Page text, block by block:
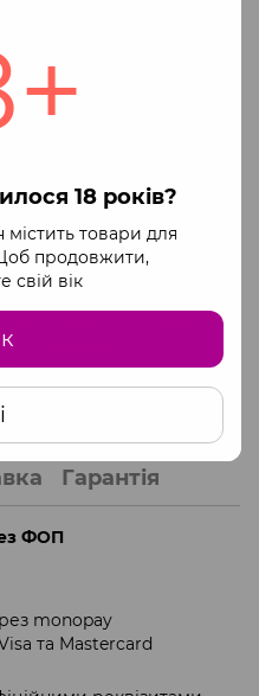
18 років?
товари для
Щоб продовжити,
свій вік
красивий
в одному з трьох
досліджувати «анальні»
- золота середина,
і для любителів незвично-
в діаметрі - нехай Вас
оксамитова гладка
а також
Гарантія
ФОП
monopay
та Mastercard